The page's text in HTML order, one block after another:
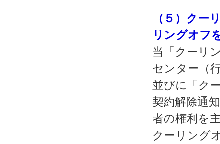
（５）クー
リングオフ
当「クーリ
センター（
並びに「ク
契約解除通
者の権利を
クーリング